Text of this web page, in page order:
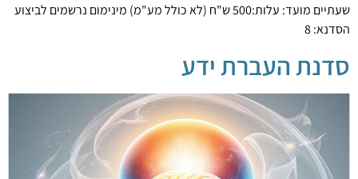
שעתיים מועד: עלות:500 ש"ח (לא כולל מע"מ) מינימום נרשמים לביצוע
הסדנא: 8
סדנת העברת ידע